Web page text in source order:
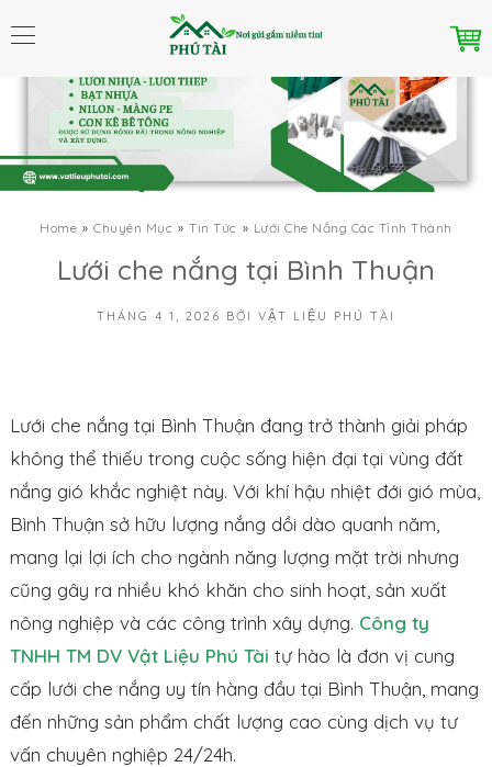
Home Chuyên Mục Tin Tức Lưới Che Nắng Các Tỉnh Thành
Lưới che nắng tại Bình Thuận
THÁNG 4 1, 2026 BỞI VẬT LIỆU PHÚ TÀI
Lưới che nắng tại Bình Thuận đang trở thành giải pháp
không thể thiếu trong cuộc sống hiện đại tại vùng đất
nắng gió khắc nghiệt này. Với khí hậu nhiệt đới gió mùa,
Bình Thuận sở hữu lượng nắng dồi dào quanh năm,
mang lại lợi ích cho ngành năng lượng mặt trời nhưng
cũng gây ra nhiều khó khăn cho sinh hoạt, sản xuất
nông nghiệp và các công trình xây dựng. Công ty
TNHH TM DV Vật Liệu Phú Tài tự hào là đơn vị cung
cấp lưới che nắng uy tín hàng đầu tại Bình Thuận, mang
đến những sản phẩm chất lượng cao cùng dịch vụ tư
vấn chuyên nghiệp 24/24h.